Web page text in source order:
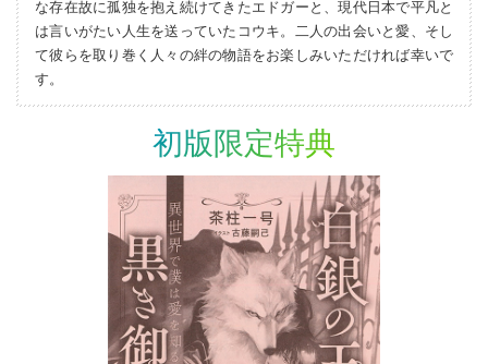
な存在故に孤独を抱え続けてきたエドガーと、現代日本で平凡と
は言いがたい人生を送っていたコウキ。二人の出会いと愛、そし
て彼らを取り巻く人々の絆の物語をお楽しみいただければ幸いで
す。
初版限定特典